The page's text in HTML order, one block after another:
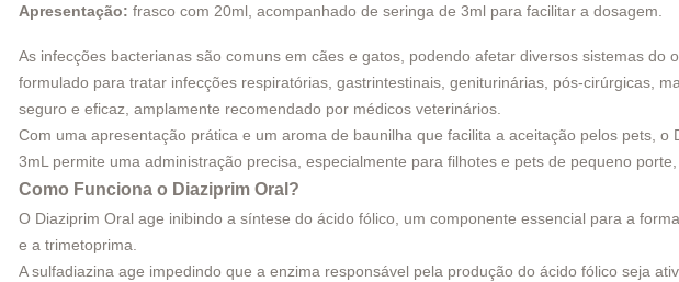
Apresentação: frasco com 20ml, acompanhado de seringa de 3ml para facilitar a dosagem.
As infecções bacterianas são comuns em cães e gatos, podendo afetar diversos sistemas
formulado para tratar infecções respiratórias, gastrintestinais, geniturinárias, pós-cirúrgicas,
seguro e eficaz, amplamente recomendado por médicos veterinários.
Com uma apresentação prática e um aroma de baunilha que facilita a aceitação pelos pets,
3mL permite uma administração precisa, especialmente para filhotes e pets de pequeno
Como Funciona o Diaziprim Oral?
O Diaziprim Oral age inibindo a síntese do ácido fólico, um componente essencial para a
e a trimetoprima.
A sulfadiazina age impedindo que a enzima responsável pela produção do ácido fólico seja